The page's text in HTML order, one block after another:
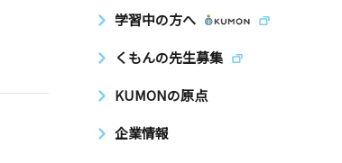
学習中の方へ
くもんの先生募集
KUMONの原点
企業情報